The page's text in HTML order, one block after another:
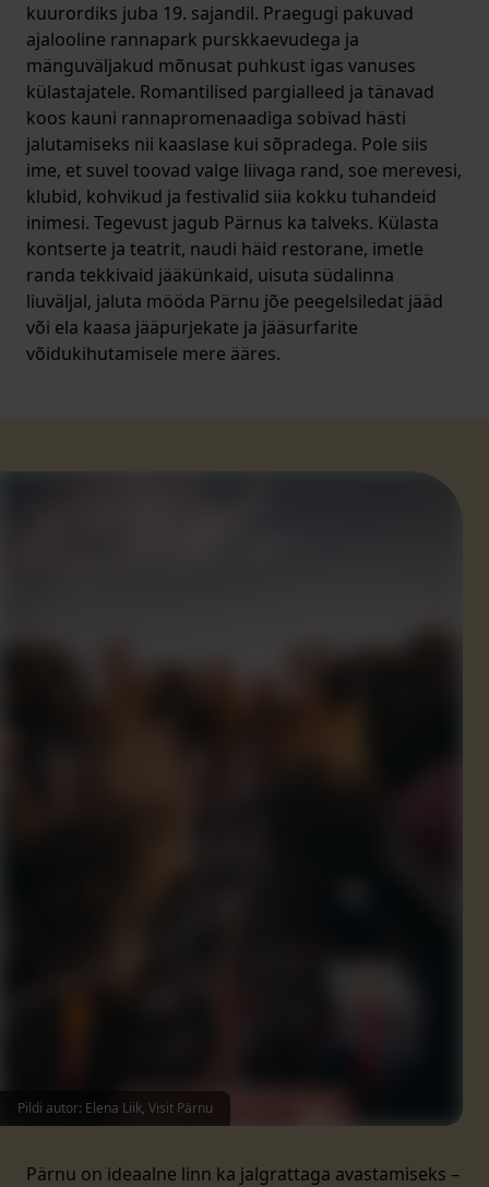
kuurordiks juba 19. sajandil. Praegugi pakuvad
ajalooline rannapark purskkaevudega ja
mänguväljakud mõnusat puhkust igas vanuses
külastajatele. Romantilised pargialleed ja tänavad
koos kauni rannapromenaadiga sobivad hästi
jalutamiseks nii kaaslase kui sõpradega. Pole siis
ime, et suvel toovad valge liivaga rand, soe merevesi,
klubid, kohvikud ja festivalid siia kokku tuhandeid
inimesi. Tegevust jagub Pärnus ka talveks. Külasta
kontserte ja teatrit, naudi häid restorane, imetle
randa tekkivaid jääkünkaid, uisuta südalinna
liuväljal, jaluta mööda Pärnu jõe peegelsiledat jääd
või ela kaasa jääpurjekate ja jääsurfarite
võidukihutamisele mere ääres.
Pärnu on ideaalne linn ka jalgrattaga avastamiseks –
Pildi autor: Elena Liik, Visit Pärnu